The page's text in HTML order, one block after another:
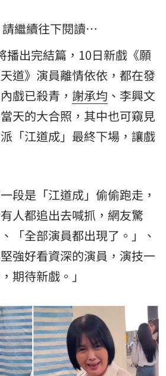
請繼續往下閱讀…
播出完結篇，10日新戲《願
道》演員離情依依，都在發
戲已殺青， 謝承均 、李興文
天的大合照，其中也可窺見
「江道成」最終下場，讓戲
段是「江道成」偷偷跑走，
人都追出去喊抓，網友驚
「全部演員都出現了。」、
堅強好看資深的演員，演技一
期待新戲。」